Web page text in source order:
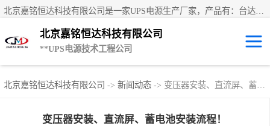
北京嘉铭恒达科技有限公司
**UPS电源技术工程公司
北京嘉铭恒达科技有限公司 -> 新闻动态 -> 变压器安装、直流屏、蓄电池安装流程！
变压器安装、直流屏、蓄电池安装流程！
UPS租赁/UPS电
山特UPS电源